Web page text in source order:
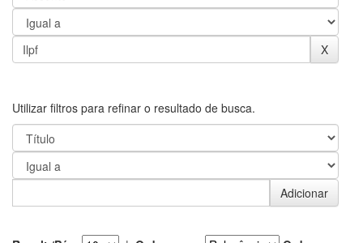
Utilizar filtros para refinar o resultado de busca.